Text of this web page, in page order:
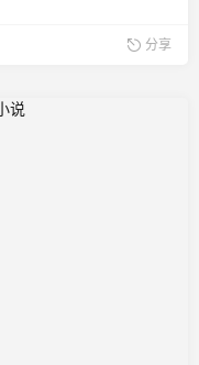
分享